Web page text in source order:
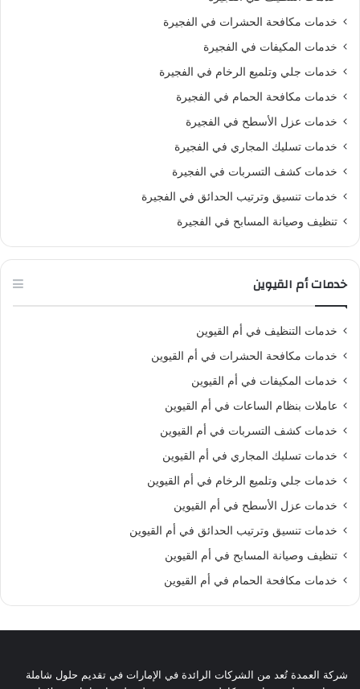
خدمات مكافحة الحشرات في الفجيرة
خدمات المكيفات في الفجيرة
خدمات جلي وتلميع الرخام في الفجيرة
خدمات مكافحة الحمام في الفجيرة
خدمات عزل الأسطح في الفجيرة
خدمات تسليك المجاري في الفجيرة
خدمات كشف التسربات في الفجيرة
خدمات تنسيق وترتيب الحدائق في الفجيرة
تنظيف وصيانة المسابح في الفجيرة
خدمات أم القيوين
خدمات التنظيف في أم القيوين
خدمات مكافحة الحشرات في أم القيوين
خدمات المكيفات في أم القيوين
عاملات بنظام الساعات في أم القيوين
خدمات كشف التسربات في أم القيوين
خدمات تسليك المجاري في أم القيوين
خدمات جلي وتلميع الرخام في أم القيوين
خدمات عزل الأسطح في أم القيوين
خدمات تنسيق وترتيب الحدائق في أم القيوين
تنظيف وصيانة المسابح في أم القيوين
خدمات مكافحة الحمام في أم القيوين
شركة العمدة تُعد من الشركات الرائدة في الإمارات في تقديم حلول شاملة